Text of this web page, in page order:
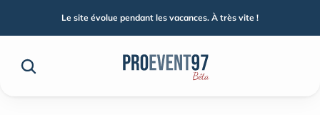
Le site évolue pendant les vacances. À très vite !